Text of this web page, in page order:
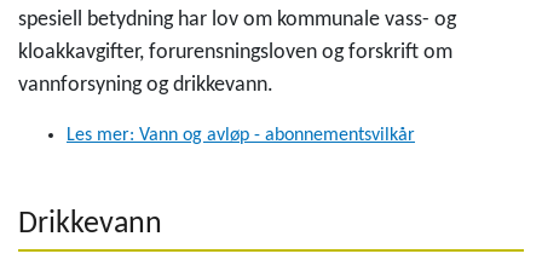
spesiell betydning har lov om kommunale vass- og
kloakkavgifter, forurensningsloven og forskrift om
vannforsyning og drikkevann.
Les mer: Vann og avløp - abonnementsvilkår
Drikkevann